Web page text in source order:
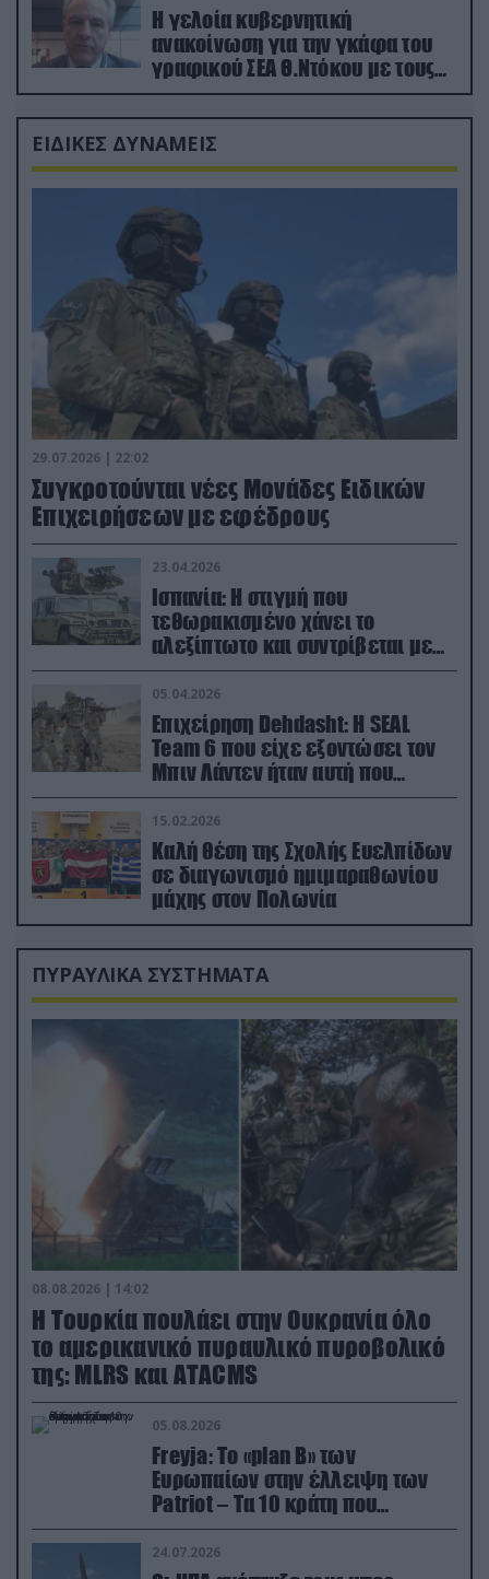
Η γελοία κυβερνητική
ανακοίνωση για την γκάφα του
γραφικού ΣΕΑ Θ.Ντόκου με τους
Ρώσους φαρσέρ
ΕΙΔΙΚΕΣ ΔΥΝΑΜΕΙΣ
29.07.2026 | 22:02
Συγκροτούνται νέες Μονάδες Ειδικών
Επιχειρήσεων με εφέδρους
23.04.2026
Ισπανία: Η στιγμή που
τεθωρακισμένο χάνει το
αλεξίπτωτο και συντρίβεται με
ορμή στο έδαφος (βίντεο)
05.04.2026
Επιχείρηση Dehdasht: Η SEAL
Team 6 που είχε εξοντώσει τον
Μπιν Λάντεν ήταν αυτή που
διέσωσε τον πιλότο του F-15
15.02.2026
Καλή θέση της Σχολής Ευελπίδων
σε διαγωνισμό ημιμαραθωνίου
μάχης στον Πολωνία
ΠΥΡΑΥΛΙΚΑ ΣΥΣΤΗΜΑΤΑ
08.08.2026 | 14:02
Η Τουρκία πουλάει στην Ουκρανία όλο
το αμερικανικό πυραυλικό πυροβολικό
της: MLRS και ΑΤΑCMS
05.08.2026
Freyja: Το «plan Β» των
Ευρωπαίων στην έλλειψη των
Patriot – Τα 10 κράτη που
συμμετέχουν στο δίκτυο
συνεργασίας
24.07.2026